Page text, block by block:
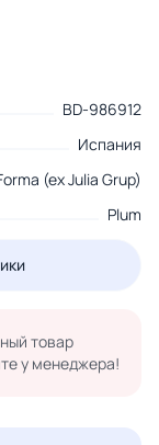
BD-986912
Испания
(ex Julia Grup)
Plum
товар
у менеджера!